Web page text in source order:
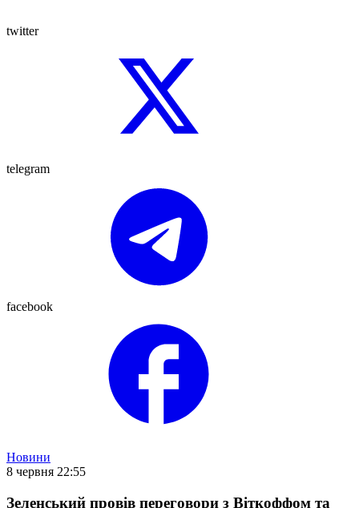
twitter
telegram
facebook
Новини
8 червня 22:55
Зеленський провів переговори з Віткоффом та